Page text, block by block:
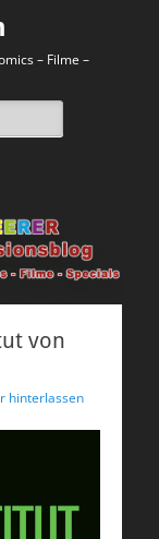
– Filme –
von
hinterlassen